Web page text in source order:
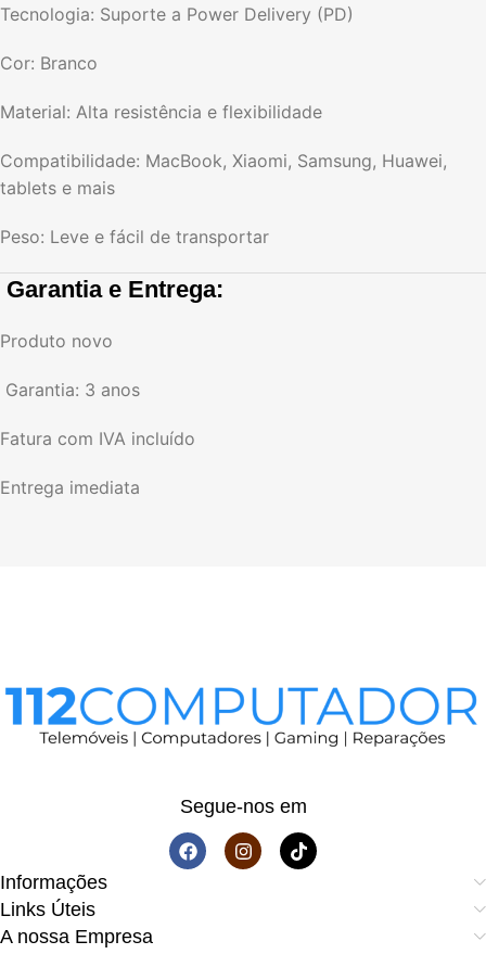
Tecnologia: Suporte a Power Delivery (PD)
Cor: Branco
Material: Alta resistência e flexibilidade
Compatibilidade: MacBook, Xiaomi, Samsung, Huawei,
tablets e mais
Peso: Leve e fácil de transportar
Garantia e Entrega:
Produto novo
️ Garantia: 3 anos
Fatura com IVA incluído
Entrega imediata
Segue-nos em
Informações
Links Úteis
A nossa Empresa